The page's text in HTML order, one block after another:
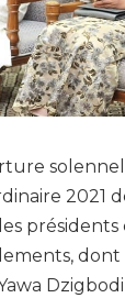
2021
présidents